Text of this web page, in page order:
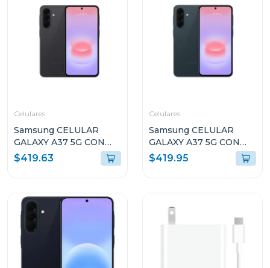
Celulares
Samsung CELULAR
GALAXY A37 5G CON
8GB RAM Y 256GB
ALMACENAMIENTO
$419.63
Celulares
Samsung CELULAR
GALAXY A37 5G CON
8GB RAM Y 256GB
ALMACENAMIENTO
$419.95